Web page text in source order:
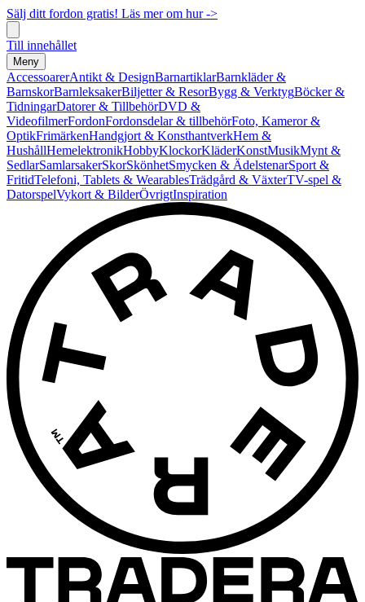
Sälj ditt fordon gratis! Läs mer om hur ->
Till innehållet
Meny
AccessoarerAntikt & DesignBarnartiklarBarnkläder &
BarnskorBarnleksakerBiljetter & ResorBygg & VerktygBöcker &
TidningarDatorer & TillbehörDVD &
VideofilmerFordonFordonsdelar & tillbehörFoto, Kameror &
OptikFrimärkenHandgjort & KonsthantverkHem &
HushållHemelektronikHobbyKlockorKläderKonstMusikMynt &
SedlarSamlarsakerSkorSkönhetSmycken & ÄdelstenarSport &
FritidTelefoni, Tablets & WearablesTrädgård & VäxterTV-spel &
DatorspelVykort & BilderÖvrigtInspiration